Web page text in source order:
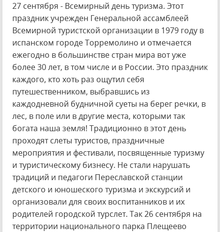
27 сентября - Всемирный день туризма. Этот
праздник учрежден Генеральной ассамблеей
Всемирной туристской организации в 1979 году в
испанском городе Торремолино и отмечается
ежегодно в большинстве стран мира вот уже
более 30 лет, в том числе и в России. Это праздник
каждого, кто хоть раз ощутил себя
путешественником, выбравшись из
каждодневной будничной суеты на берег речки, в
лес, в поле или в другие места, которыми так
богата наша земля! Традиционно в этот день
проходят слеты туристов, праздничные
мероприятия и фестивали, посвященные туризму
и туристическому бизнесу. Не стали нарушать
традиций и педагоги Переславской станции
детского и юношеского туризма и экскурсий и
организовали для своих воспитанников и их
родителей городской турслет. Так 26 сентября на
территории национального парка Плещеево